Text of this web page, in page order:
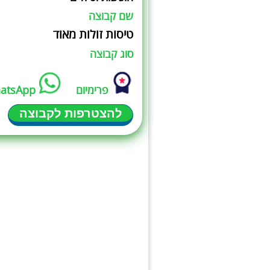
שם קבוצה
טיסות זולות מאוד
סוג קבוצה
פרימיום
להצטרפות לקבוצה